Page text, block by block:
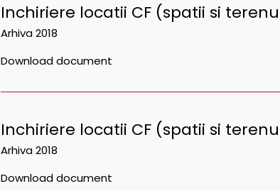
Inchiriere locatii CF (spatii si
Arhiva 2018
Download document
Inchiriere locatii CF (spatii si
Arhiva 2018
Download document